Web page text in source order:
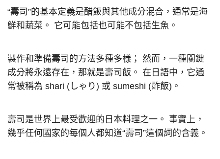
“壽司”的基本定義是醋飯與其他成分混合，通常是海
鮮和蔬菜。 它可能包括也可能不包括生魚。
製作和準備壽司的方法多種多樣； 然而，一種關鍵
成分將永遠存在，那就是壽司飯。 在日語中，它通
常被稱為 shari (しゃり) 或 sumeshi (酢飯)。
壽司是世界上最受歡迎的日本料理之一。 事實上，
幾乎任何國家的每個人都知道“壽司”這個詞的含義。